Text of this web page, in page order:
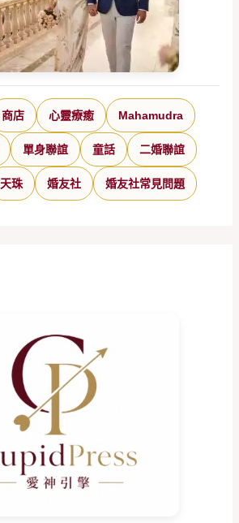
商店 心靈療癒 Mahamudra
單身聯誼 童話 二婚聯誼
天珠 婚友社 婚友社常見問題